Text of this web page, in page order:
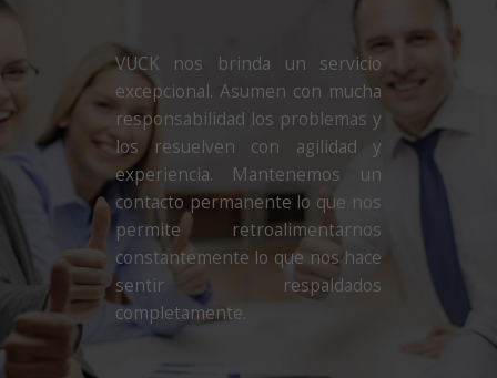
VUCK nos brinda un servicio
excepcional. Asumen con mucha
responsabilidad los problemas y
los resuelven con agilidad y
experiencia. Mantenemos un
contacto permanente lo que nos
permite retroalimentarnos
constantemente lo que nos hace
sentir respaldados
completamente.